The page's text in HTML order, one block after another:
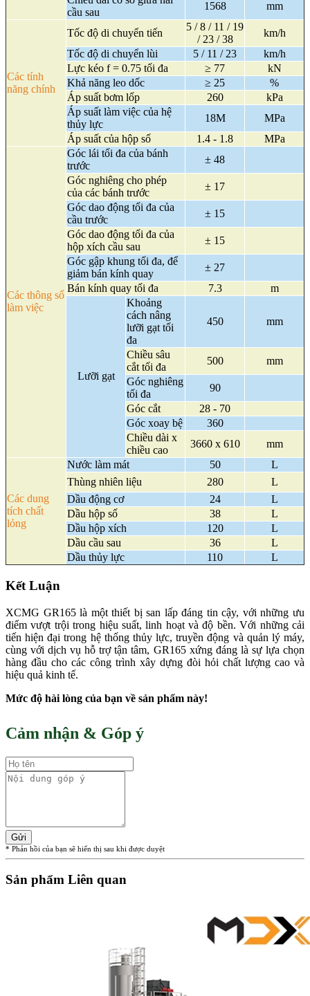
cầu sau
1568 mm
Các tính
năng chính
Tốc độ di chuyển tiến
5 / 8 / 11 / 19
/ 23 / 38
km/h
Tốc độ di chuyển lùi
5 / 11 / 23
km/h
Lực kéo f = 0.75 tối đa
≥ 77
kN
Khả năng leo dốc
≥ 25
%
Áp suất bơm lốp
260
kPa
Áp suất làm việc của hệ
thủy lực
18M
MPa
Áp suất của hộp số
1.4 - 1.8 MPa
Các thông số
làm việc
Góc lái tối đa của bánh
trước
± 48
Góc nghiêng cho phép
của các bánh trước
± 17
Góc dao động tối đa của
cầu trước
± 15
Góc dao động tối đa của
hộp xích cầu sau
± 15
Góc gập khung tối đa, để
giảm bán kính quay
± 27
Bán kính quay tối đa
7.3 m
Lưỡi gạt
Khoảng
cách nâng
lưỡi gạt tối
đa
450 mm
Chiều sâu
cắt tối đa
500
mm
Góc nghiêng
tối đa
90
Góc cắt
28 - 70
Góc xoay bệ
360
Chiều dài x
chiều cao
3660 x 610 mm
Các dung
tích chất
lỏng
Nước làm mát 50
L
Thùng nhiên liệu
280
L
Dầu động cơ
24
L
Dầu hộp số
38
L
Dầu hộp xích
120
L
Dầu cầu sau
36
L
Dầu thủy lực
110 L
Kết Luận
XCMG GR165 là một thiết bị san lấp đáng tin cậy, với những ưu
điểm vượt trội trong hiệu suất, linh hoạt và độ bền. Với những cải
tiến hiện đại trong hệ thống thủy lực, truyền động và quản lý máy,
cùng với dịch vụ hỗ trợ tận tâm, GR165 xứng đáng là sự lựa chọn
hàng đầu cho các công trình xây dựng đòi hỏi chất lượng cao và
hiệu quả kinh tế.
Mức độ hài lòng của bạn về sản phẩm này!
Cảm nhận & Góp ý
Gửi
* Phản hồi của bạn sẽ hiển thị sau khi được duyệt
Sản phẩm Liên quan